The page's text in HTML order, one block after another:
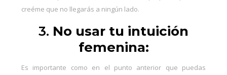
creéme que no llegarás a ningún lado.
3. No usar tu intuición
femenina:
Es importante como en el punto anterior que puedas